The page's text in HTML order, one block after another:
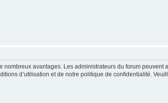
avantages. Les administrateurs du forum
d’utilisation et de notre politique de confidentialité.